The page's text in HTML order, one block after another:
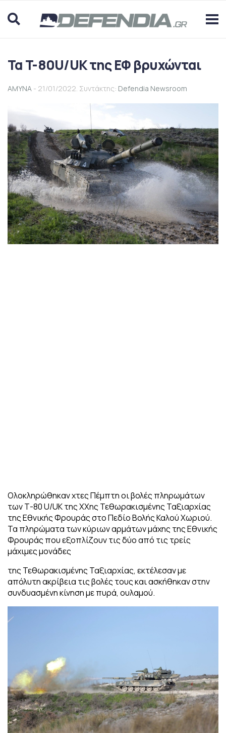
Τα T-80U/UK της ΕΦ βρυχώνται
ΑΜΥΝΑ - 21/01/2022. Συντάκτης: Defendia Newsroom
Ολοκληρώθηκαν χτες Πέμπτη οι βολές πληρωμάτων
των Τ-80 U/UK της ΧΧης Τεθωρακισμένης Ταξιαρχίας
της Εθνικής Φρουράς στο Πεδίο Βολής Καλού Χωριού.
Τα πληρώματα των κύριων αρμάτων μάχης της Εθνικής
Φρουράς που εξοπλίζουν τις δύο από τις τρείς
μάχιμες μονάδες
της Τεθωρακισμένης Ταξιαρχίας, εκτέλεσαν με
απόλυτη ακρίβεια τις βολές τους και ασκήθηκαν στην
συνδυασμένη κίνηση με πυρά, ουλαμού.